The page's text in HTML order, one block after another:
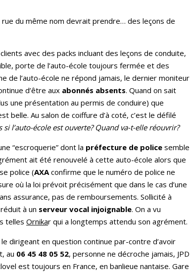
du même nom devrait prendre… des leçons de
avec des packs incluant des leçons de conduite,
porte de l’auto-école toujours fermée et des
de l’auto-école ne répond jamais, le dernier moniteur
d’être aux abonnés absents. Quand on sait
une présentation au permis de conduire) que
belle. Au salon de coiffure d’à coté, c’est le défilé
si l’auto-école est ouverte? Quand va-t-elle réouvrir?
“escroquerie” dont la préfecture de police semble
ait été renouvelé à cette auto-école alors que
police (AXAconfirme que le numéro de police ne
où la loi prévoit précisément que dans le cas d’une
assurance, pas de remboursements. Sollicité à
à un serveur vocal injoignable. On a vu
telles Ornikar qui a longtemps attendu son agrément.
dirigeant en question continue par-contre d’avoir
au 06 45 48 05 52, personne ne décroche jamais, JPD
est toujours en France, en banlieue nantaise. Gare